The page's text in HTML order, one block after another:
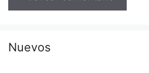
Nuevos